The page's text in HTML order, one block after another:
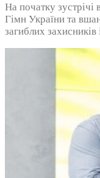
На початку
Гімн України та
загиблих захисників